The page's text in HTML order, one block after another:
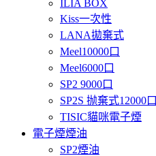
ILIA BOX
Kiss一次性
LANA拋棄式
Meel10000口
Meel6000口
SP2 9000口
SP2S 抛棄式12000口
TISIC貓咪電子煙
電子煙煙油
SP2煙油